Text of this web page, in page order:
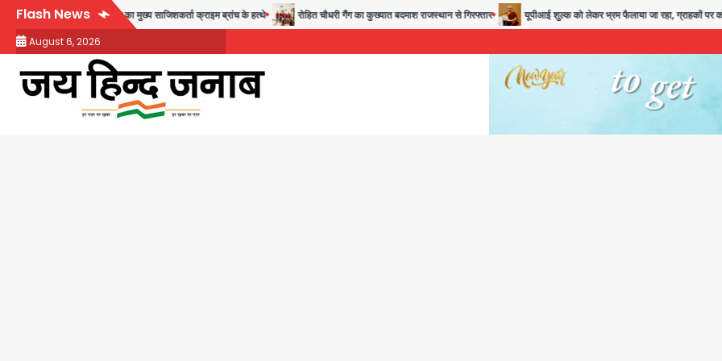
Skip
content
Flash News
आरोपी डबल मर्डर का मुख्य साजिशकर्ता क्राइम ब्रांच के हत्थे रोहित चौधरी गैंग का कुख्यात बदमाश राजस्थान से गिरफ्तार यूपीआई शुल्क को लेकर भ्रम फैलाया जा रहा, ग्राहकों पर कोई
August 6, 2026